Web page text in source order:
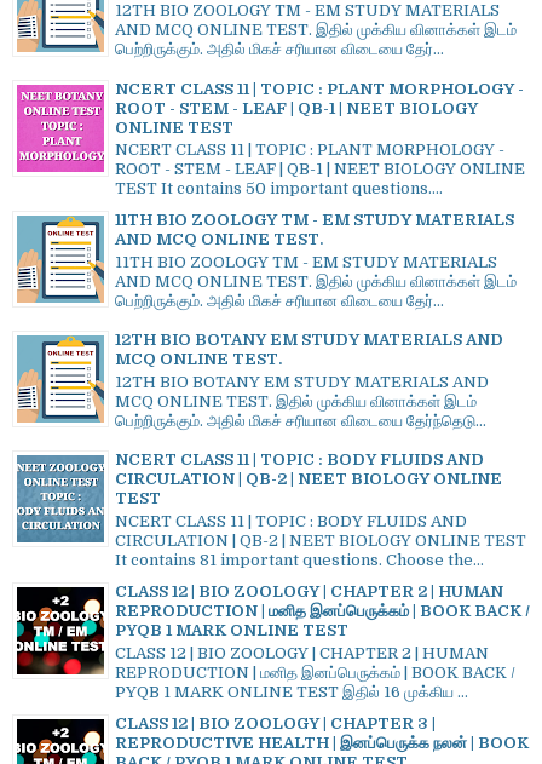
12TH BIO ZOOLOGY TM - EM STUDY MATERIALS
AND MCQ ONLINE TEST. இதில் முக்கிய வினாக்கள் இடம்
பெற்றிருக்கும். அதில் மிகச் சரியான விடையை தேர்...
NCERT CLASS 11 | TOPIC : PLANT MORPHOLOGY -
ROOT - STEM - LEAF | QB-1 | NEET BIOLOGY
ONLINE TEST
NCERT CLASS 11 | TOPIC : PLANT MORPHOLOGY -
ROOT - STEM - LEAF | QB-1 | NEET BIOLOGY ONLINE
TEST It contains 50 important questions....
11TH BIO ZOOLOGY TM - EM STUDY MATERIALS
AND MCQ ONLINE TEST.
11TH BIO ZOOLOGY TM - EM STUDY MATERIALS
AND MCQ ONLINE TEST. இதில் முக்கிய வினாக்கள் இடம்
பெற்றிருக்கும். அதில் மிகச் சரியான விடையை தேர்...
12TH BIO BOTANY EM STUDY MATERIALS AND
MCQ ONLINE TEST.
12TH BIO BOTANY EM STUDY MATERIALS AND
MCQ ONLINE TEST. இதில் முக்கிய வினாக்கள் இடம்
பெற்றிருக்கும். அதில் மிகச் சரியான விடையை தேர்ந்தெடு...
NCERT CLASS 11 | TOPIC : BODY FLUIDS AND
CIRCULATION | QB-2 | NEET BIOLOGY ONLINE
TEST
NCERT CLASS 11 | TOPIC : BODY FLUIDS AND
CIRCULATION | QB-2 | NEET BIOLOGY ONLINE TEST
It contains 81 important questions. Choose the...
CLASS 12 | BIO ZOOLOGY | CHAPTER 2 | HUMAN
REPRODUCTION | மனித இனப்பெருக்கம் | BOOK BACK /
PYQB 1 MARK ONLINE TEST
CLASS 12 | BIO ZOOLOGY | CHAPTER 2 | HUMAN
REPRODUCTION | மனித இனப்பெருக்கம் | BOOK BACK /
PYQB 1 MARK ONLINE TEST இதில் 16 முக்கிய ...
CLASS 12 | BIO ZOOLOGY | CHAPTER 3 |
REPRODUCTIVE HEALTH | இனப்பெருக்க நலன் | BOOK